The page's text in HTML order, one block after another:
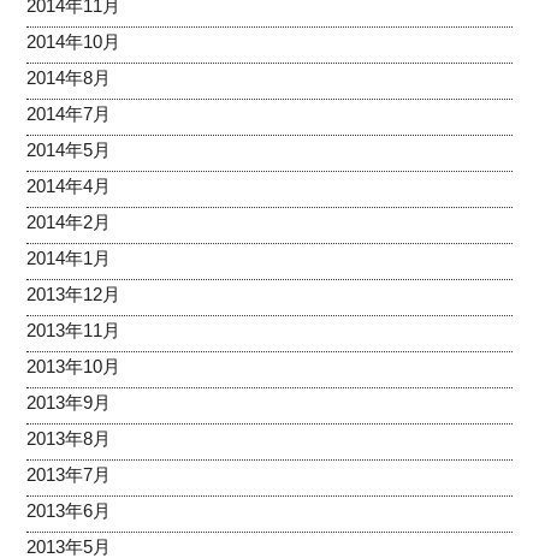
2014年11月
2014年10月
2014年8月
2014年7月
2014年5月
2014年4月
2014年2月
2014年1月
2013年12月
2013年11月
2013年10月
2013年9月
2013年8月
2013年7月
2013年6月
2013年5月